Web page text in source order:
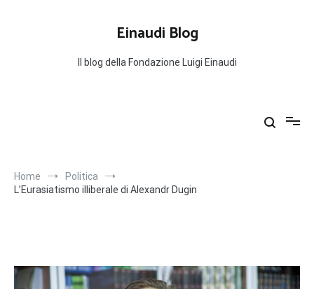
Einaudi Blog
Il blog della Fondazione Luigi Einaudi
Home
Politica
L’Eurasiatismo illiberale di Alexandr Dugin